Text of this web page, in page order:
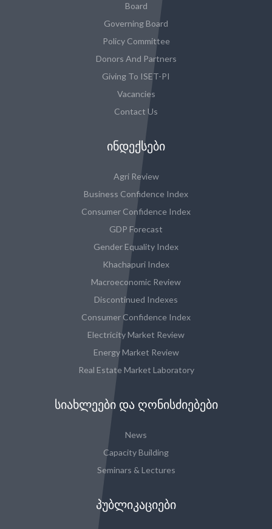
Board
Governing Board
Policy Committee
Donors And Partners
Giving To ISET-PI
Vacancies
Contact Us
ᲘᲜᲓᲔᲥᲡᲔᲑᲘ
Agri Review
Business Confidence Index
Consumer Confidence Index
GDP Forecast
Gender Equality Index
Khachapuri Index
Macroeconomic Review
Discontinued Indexes
Consumer Confidence Index
Electricity Market Review
Energy Market Review
Real Estate Market Laboratory
ᲡᲘᲐᲮᲚᲔᲔᲑᲘ ᲓᲐ ᲦᲝᲜᲘᲡᲫᲘᲔᲑᲔᲑᲘ
News
Capacity Building
Seminars & Lectures
ᲞᲣᲑᲚᲘᲙᲐᲪᲘᲔᲑᲘ